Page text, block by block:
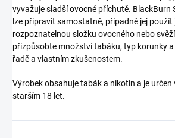
vyvažuje sladší ovocné příchutě. BlackBurn
lze připravit samostatně, případně jej použít
rozpoznatelnou složku ovocného nebo
přizpůsobte množství tabáku, typ korunky
řadě a vlastním zkušenostem.
Výrobek obsahuje tabák a nikotin a je
starším 18 let.